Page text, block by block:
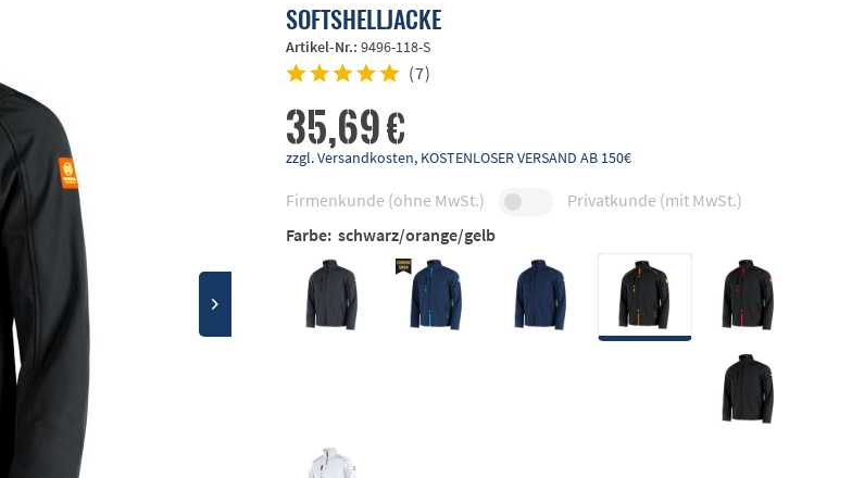
SOFTSHELLJACKE
Artikel-Nr.:9496-118-S
(7)
35,69 €
zzgl. Versandkosten, KOSTENLOSER VERSAND AB 150€
Firmenkunde (ohne MwSt.)
Privatkunde (mit MwSt.)
Farbe: schwarz/orange/gelb